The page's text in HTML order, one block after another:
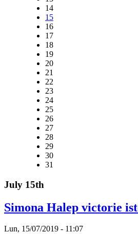
14
15
16
17
18
19
20
21
22
23
24
25
26
27
28
29
30
31
July 15th
Simona Halep victorie
Lun, 15/07/2019 - 11:07